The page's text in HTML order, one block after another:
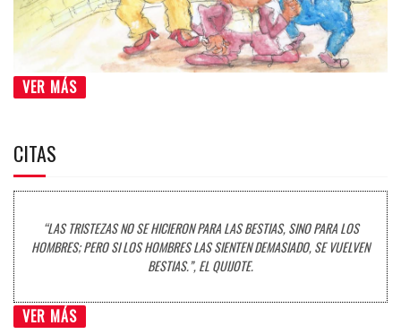
VER MÁS
CITAS
“LAS TRISTEZAS NO SE HICIERON PARA LAS BESTIAS, SINO PARA LOS
HOMBRES; PERO SI LOS HOMBRES LAS SIENTEN DEMASIADO, SE VUELVEN
BESTIAS.”, EL QUIJOTE.
VER MÁS